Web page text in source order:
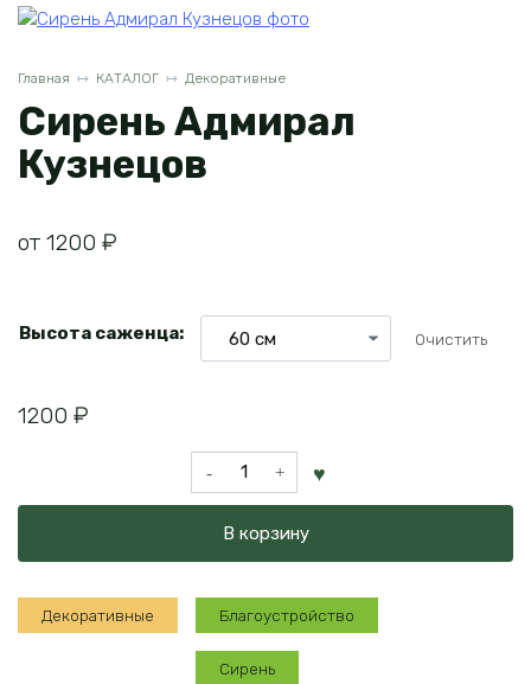
Главная КАТАЛОГ Декоративные
Сирень Адмирал
Кузнецов
от 1200 ₽
Высота саженца: Очистить
1200 ₽
Количество
товара
Адмирал
Кузнецов
В корзину
Декоративные Благоустройство
Сирень